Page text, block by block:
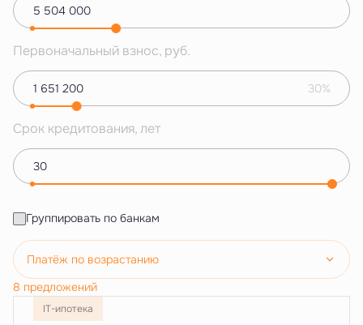
Первоначальный взнос, руб.
30%
Срок кредитования, лет
Группировать по банкам
Платёж по возрастанию
8 предложений
IT-ипотека